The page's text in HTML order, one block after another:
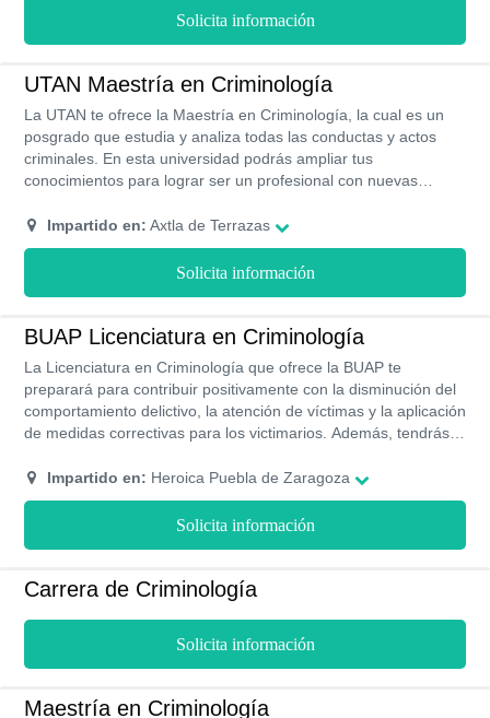
indicios. Si te atrae el Derecho, tienes capacidad de
observación, percepción y análisis, te apasiona el estudio de
conductas atípicas, delictivas o antisociales; esta profesión es
tu destino! En la ETC bajo la modalidad ejecutiva se te ofrece
esta carrera, para que puedas obtener tu título muy
rápidamente y sin abandonar tus actividades habituales.
Solicita información
UTAN Maestría en Criminología
La UTAN te ofrece la Maestría en Criminología, la cual es un
posgrado que estudia y analiza todas las conductas y actos
criminales. En esta universidad podrás ampliar tus
conocimientos para lograr ser un profesional con nuevas
la mejora de la sociedad. Este programa se estudia bajo la
modalidad semipresencial y su plan de estudio está compuesto
por cinco cuatrimestres.
Impartido en: Axtla de Terrazas
Solicita información
BUAP Licenciatura en Criminología
La Licenciatura en Criminología que ofrece la BUAP te
preparará para contribuir positivamente con la disminución del
comportamiento delictivo, la atención de víctimas y la aplicación
de medidas correctivas para los victimarios. Además, tendrás
programas para transformar las comunidades y hacerlas más
solidarias y pacíficas.
Impartido en: Heroica Puebla de Zaragoza
Solicita información
Carrera de Criminología
Solicita información
Maestría en Criminología